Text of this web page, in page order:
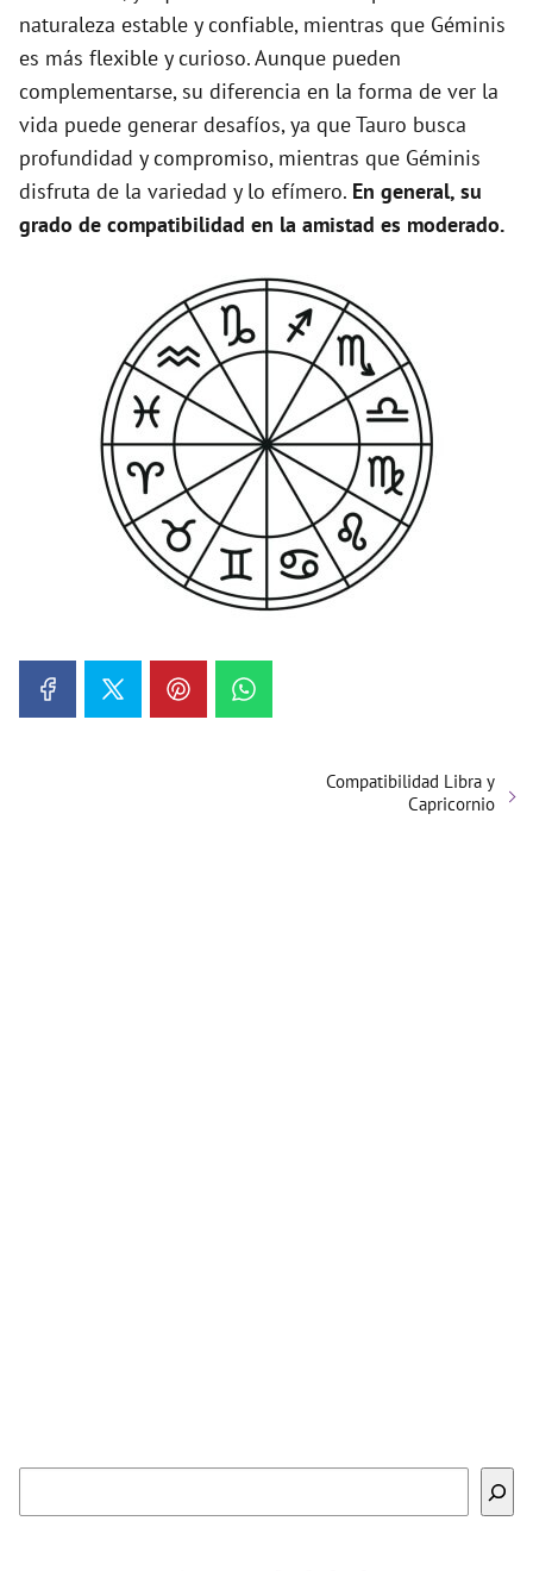
naturaleza estable y confiable, mientras que Géminis
es más flexible y curioso. Aunque pueden
complementarse, su diferencia en la forma de ver la
vida puede generar desafíos, ya que Tauro busca
profundidad y compromiso, mientras que Géminis
disfruta de la variedad y lo efímero. En general, su
grado de compatibilidad en la amistad es moderado.
Compatibilidad Libra y
Capricornio